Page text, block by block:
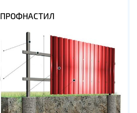
ПРОФНАСТИЛ